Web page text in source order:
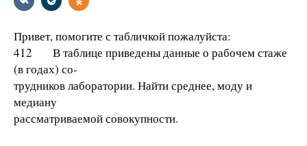
Привет, помогите с табличкой пожалуйста:
412 В таблице приведены данные о рабочем стаже
(в годах) со-
трудников лаборатории. Найти среднее, моду и
медиану
рассматриваемой совокупности.